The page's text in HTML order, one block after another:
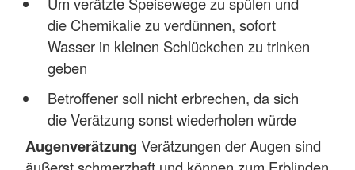
die Chemikalie zu verdünnen, sofort
Wasser in kleinen Schlückchen zu trinken
geben
Betroffener soll nicht erbrechen, da sich
die Verätzung sonst wiederholen würde
Augenverätzung Verätzungen der Augen sind